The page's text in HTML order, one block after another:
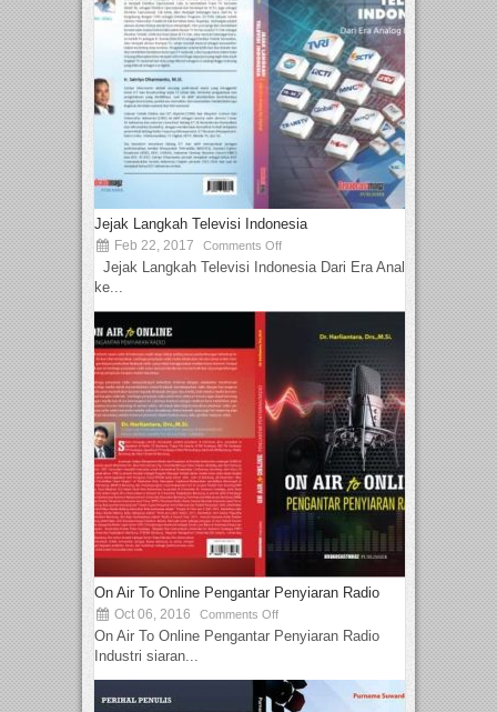
Jejak Langkah Televisi Indonesia
Feb 22, 2017 Comments Off
Jejak Langkah Televisi Indonesia Dari Era Analog
ke...
On Air To Online Pengantar Penyiaran Radio
Oct 06, 2016 Comments Off
On Air To Online Pengantar Penyiaran Radio
Industri siaran...